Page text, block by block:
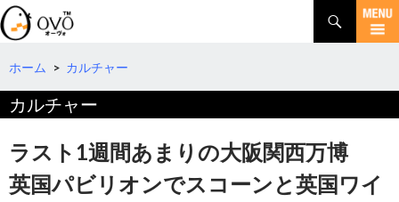
検
索
コ
テ
ツ
へ
ホーム > カルチャー
カルチャー
ラスト1週間あまりの大阪関西万博
英国パビリオンでスコーンと英国ワイ